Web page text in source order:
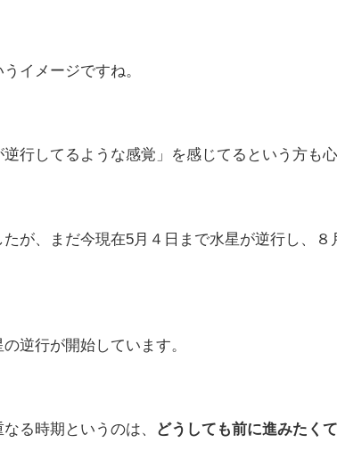
イメージですね。
行してるような感覚」を感じてるという方も心
が、まだ今現在5月４日まで水星が逆行し、８
逆行が開始しています。
る時期というのは、 どうしても前に進みたく